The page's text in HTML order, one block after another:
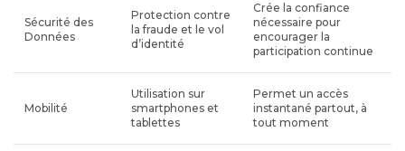
Sécurité des
Données
Protection contre
la fraude et le vol
d’identité
Crée la confiance
nécessaire pour
encourager la
participation continue
Mobilité
Utilisation sur
smartphones et
tablettes
Permet un accès
instantané partout, à
tout moment